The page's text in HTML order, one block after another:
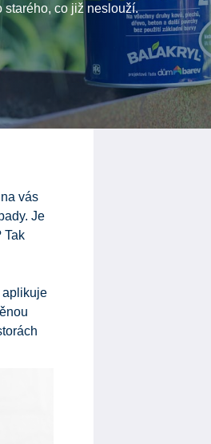
starého, co již neslouží.
vás
Je
Tak
aplikuje